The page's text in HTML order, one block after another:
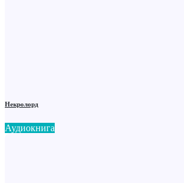
Некролорд
Аудиокнига